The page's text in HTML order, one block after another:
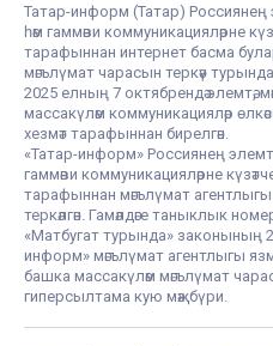
Татар-информ (Татар) Россиянең
һәм гаммәви коммуникацияләрне
тарафыннан интернет басма
мәгълүмат чарасын теркәү
2025 елның 7 октябрендә элемтә,
массакүләм коммуникацияләр
хезмәт тарафыннан бирелгән.
«Татар-информ» Россиянең
гаммәви коммуникацияләрне
тарафыннан мәгълүмат
теркәлгән. Гамәлдәге таныклык
«Матбугат турында» законының
информ» мәгълүмат агентлыгы
башка массакүләм мәгълүмат
гиперсылтама кую мәҗбүри.